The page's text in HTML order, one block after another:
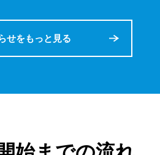
せをもっと見る